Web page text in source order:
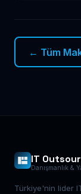
← Tüm
IT
Danışmanlık &
Türkiye'nin lider